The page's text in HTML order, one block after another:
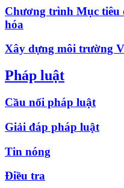
Chương trình Mục tiêu
hóa
Xây dựng môi trường
Pháp luật
Cầu nối pháp luật
Giải đáp pháp luật
Tin nóng
Điều tra